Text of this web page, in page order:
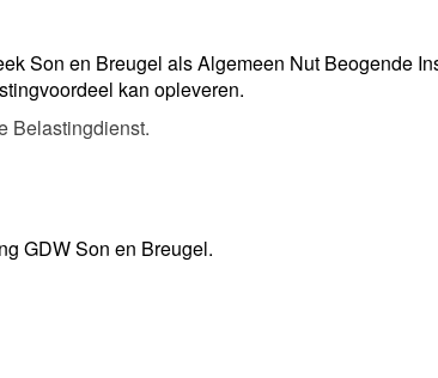
Son en Breugel als Algemeen Nut Beogende
kan opleveren.
Belastingdienst.
GDW Son en Breugel.